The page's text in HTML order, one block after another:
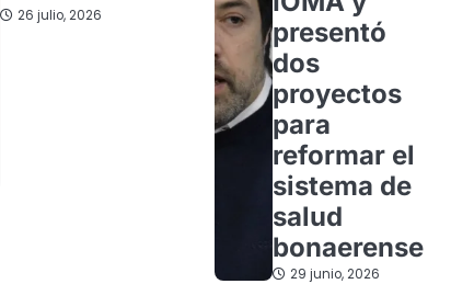
26 julio, 2026
presentó
dos
proyectos
para
reformar el
sistema de
salud
bonaerense
29 junio, 2026